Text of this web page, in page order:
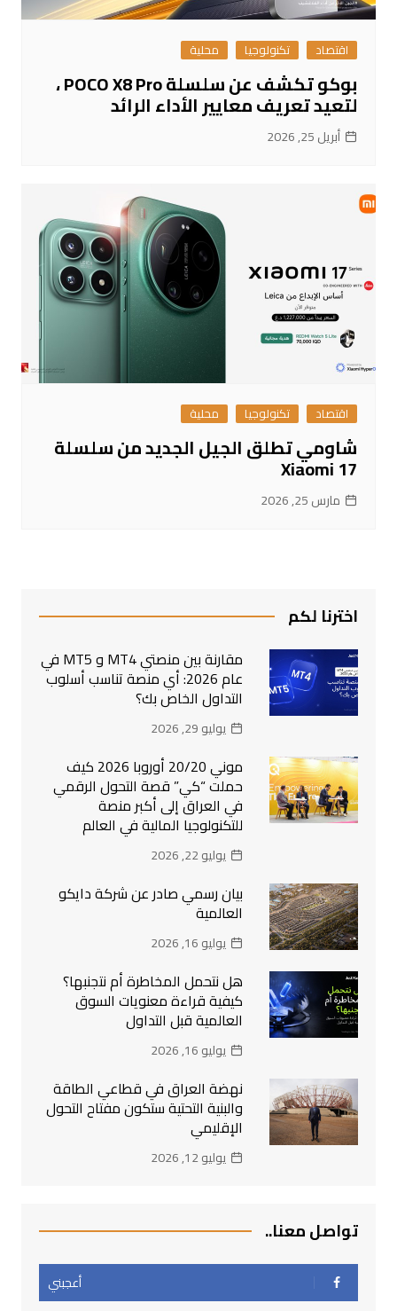
اقتصاد تكنولوجيا محلية
بوكو تكشف عن سلسلة POCO X8 Pro ،
لتعيد تعريف معايير الأداء الرائد
أبريل 25, 2026
اقتصاد تكنولوجيا محلية
شاومي تطلق الجيل الجديد من سلسلة
Xiaomi 17
مارس 25, 2026
اخترنا لكم
مقارنة بين منصتي MT4 و MT5 في
عام 2026: أي منصة تناسب أسلوب
التداول الخاص بك؟
يوليو 29, 2026
موني 20/20 أوروبا 2026 كيف
حملت “كي” قصة التحول الرقمي
في العراق إلى أكبر منصة
للتكنولوجيا المالية في العالم
يوليو 22, 2026
بيان رسمي صادر عن شركة دايكو
العالمية
يوليو 16, 2026
هل نتحمل المخاطرة أم نتجنبها؟
كيفية قراءة معنويات السوق
العالمية قبل التداول
يوليو 16, 2026
نهضة العراق في قطاعي الطاقة
والبنية التحتية ستكون مفتاح التحول
الإقليمي
يوليو 12, 2026
تواصل معنا..
أعجبني